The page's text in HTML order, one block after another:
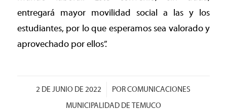
entregará mayor movilidad social a las y los
estudiantes, por lo que esperamos sea valorado y
aprovechado por ellos”.
2 DE JUNIO DE 2022
/ PORCOMUNICACIONES
MUNICIPALIDAD DE TEMUCO